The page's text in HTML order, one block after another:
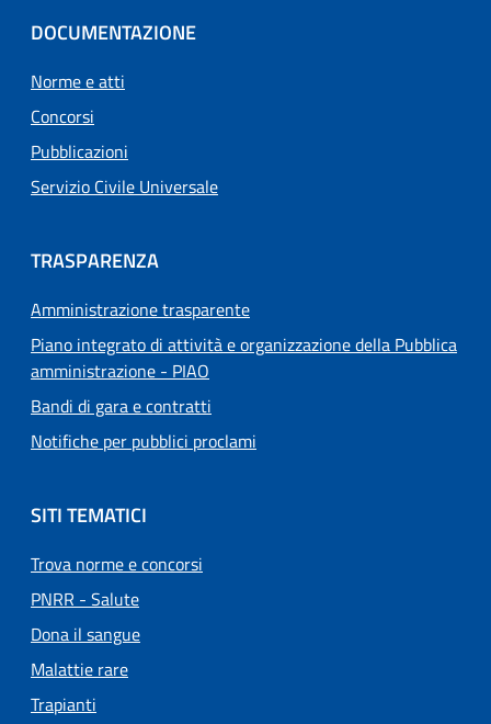
DOCUMENTAZIONE
Norme e atti
Concorsi
Pubblicazioni
Servizio Civile Universale
TRASPARENZA
Amministrazione trasparente
Piano integrato di attività e organizzazione della Pubblica
amministrazione - PIAO
Bandi di gara e contratti
Notifiche per pubblici proclami
SITI TEMATICI
Trova norme e concorsi
PNRR - Salute
Dona il sangue
Malattie rare
Trapianti